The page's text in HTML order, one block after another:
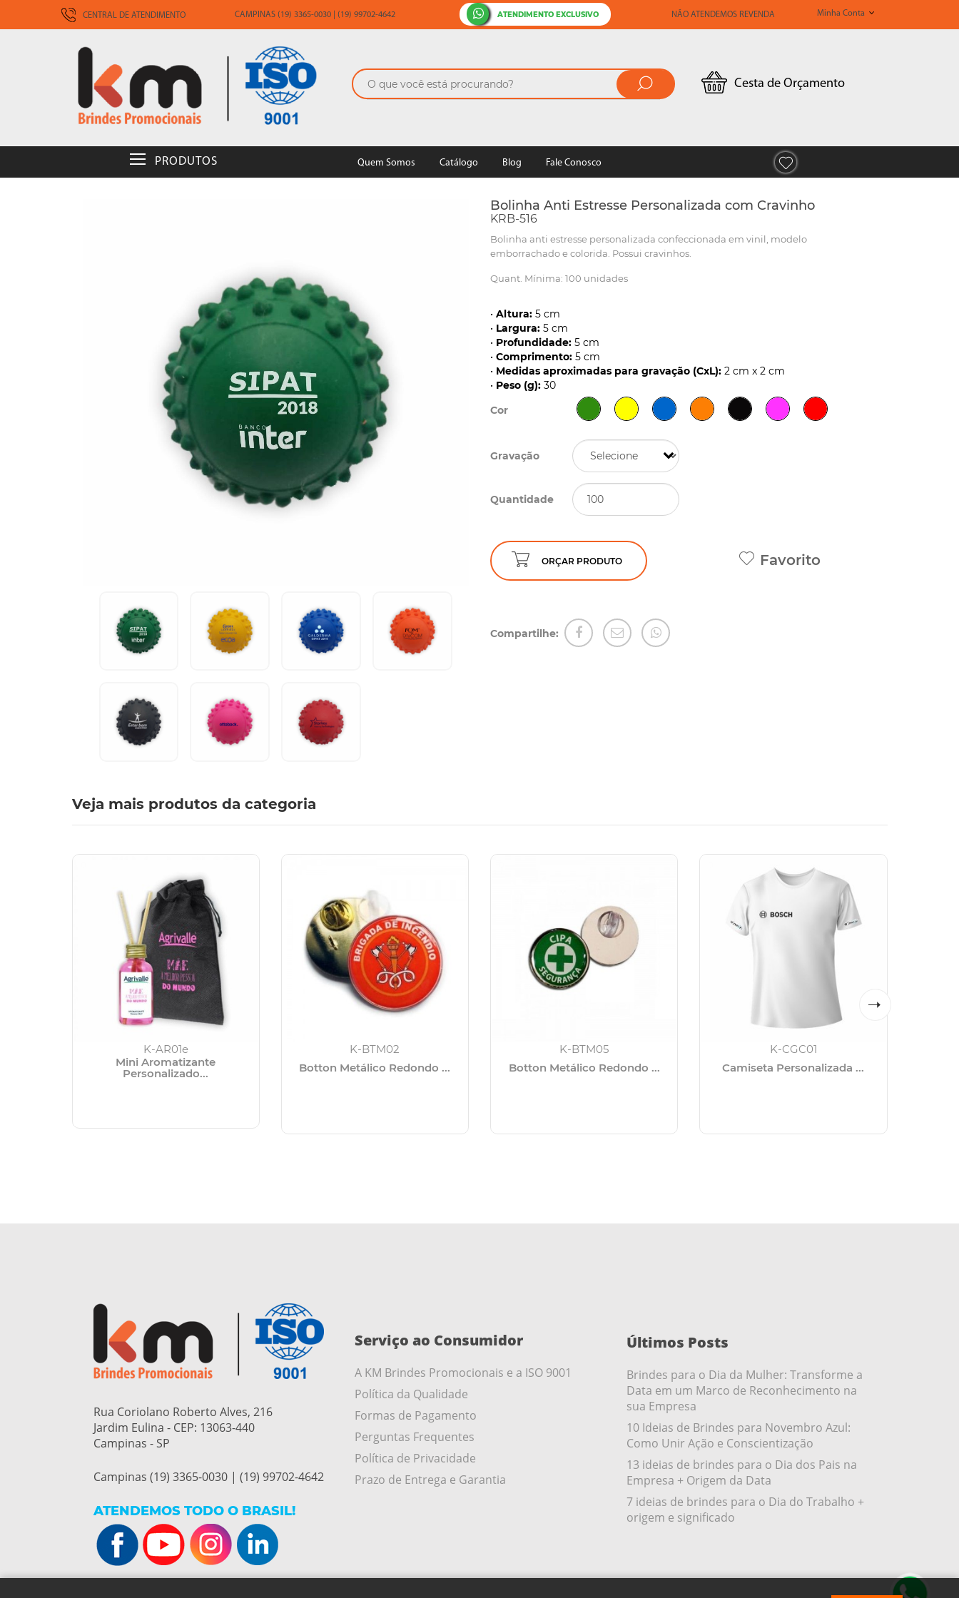
CENTRAL DE ATENDIMENTO CAMPINAS (19) 3365-0030 | (19) 99702-4642 ATENDIMENTO EXCLUSIVO NÃO ATENDEMOS REVENDA Minha Conta
Cesta de Orçamento
PRODUTOS Quem Somos Catálogo Blog Fale Conosco
Bolinha Anti Estresse Personalizada com Cravinho
KRB-516
Bolinha anti estresse personalizada confeccionada em vinil, modelo
emborrachado e colorida. Possui cravinhos.
Quant. Mínima: 100 unidades
• Altura: 5 cm
• Largura: 5 cm
• Profundidade: 5 cm
• Comprimento: 5 cm
• Medidas aproximadas para gravação (CxL): 2 cm x 2 cm
• Peso (g): 30
Cor
Gravação
Quantidade
ORÇAR PRODUTO Favorito
Compartilhe:
Veja mais produtos da categoria
K-AR01e
Mini Aromatizante
Personalizado...
K-BTM02
Botton Metálico Redondo ...
K-BTM05
Botton Metálico Redondo ...
K-CGC01
Camiseta Personalizada ...
Rua Coriolano Roberto Alves, 216
Jardim Eulina - CEP: 13063-440
Campinas - SP
Campinas (19) 3365-0030 | (19) 99702-4642
ATENDEMOS TODO O BRASIL!
Serviço ao Consumidor
A KM Brindes Promocionais e a ISO 9001
Política da Qualidade
Formas de Pagamento
Perguntas Frequentes
Política de Privacidade
Prazo de Entrega e Garantia
Últimos Posts
Brindes para o Dia da Mulher: Transforme a
Data em um Marco de Reconhecimento na
sua Empresa
10 Ideias de Brindes para Novembro Azul:
Como Unir Ação e Conscientização
13 ideias de brindes para o Dia dos Pais na
Empresa + Origem da Data
7 ideias de brindes para o Dia do Trabalho +
origem e significado